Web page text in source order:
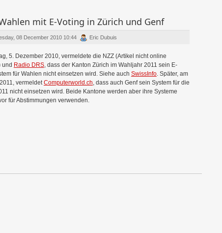
mit E-Voting in Zürich und Genf
08 December 2010 10:44 Eric Dubuis
5. Dezember 2010, vermeldete die NZZ (Artikel nicht online
und Radio DRS, dass der Kanton Zürich im Wahljahr 2011 sein E-
für Wahlen nicht einsetzen wird. Siehe auch SwissInfo. Später, am
vermeldetComputerworld.ch, dass auch Genf sein System für die
nicht einsetzen wird. Beide Kantone werden aber ihre Systeme
für Abstimmungen verwenden.